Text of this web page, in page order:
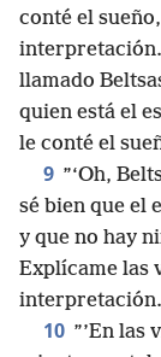
conté el
interpretación.
llamado
quien está el
le conté el
9 ”‘Oh,
sé bien que el
y que no hay
Explícame las
interpretación.
10 ”’En las